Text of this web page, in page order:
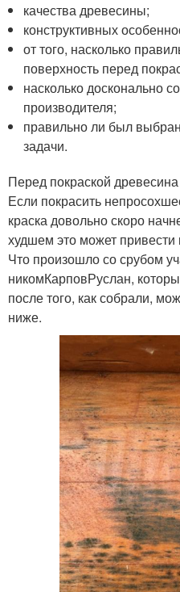
качества древесины;
конструктивных
от того, насколько
поверхность перед
насколько досконально
производителя;
правильно ли был
задачи.
Перед покраской
Если покрасить
краска довольно скоро
худшем это может
Что произошло со срубом
никомКарповРуслан,
после того, как собрали,
ниже.